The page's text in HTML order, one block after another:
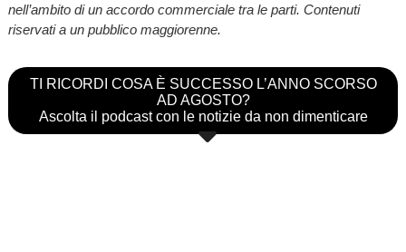
nell’ambito di un accordo commerciale tra le parti. Contenuti
riservati a un pubblico maggiorenne.
TI RICORDI COSA È SUCCESSO L’ANNO SCORSO
AD AGOSTO?
Ascolta il podcast con le notizie da non dimenticare